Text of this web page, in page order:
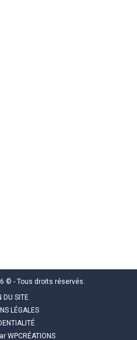
© - Tous droits réservés.
DU SITE
LÉGALES
WPCRÉATIONS